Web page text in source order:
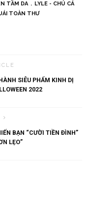
TẦM DA
LYLE - CHÚ CÁ
TOÀN THƯ
SIÊU PHẨM KINH DỊ
2022
BẠN “CƯỜI TIỀN ĐÌNH”
LẸO”